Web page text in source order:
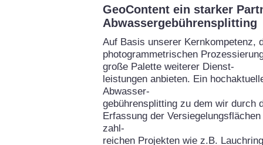
GeoContent ein starker
Abwassergebührensplitting
Auf Basis unserer Kernkompetenz,
photogrammetrischen
große Palette weiterer Dienst-
leistungen anbieten. Ein
Abwasser-
gebührensplitting zu dem wir durch
Erfassung der
zahl-
reichen Projekten wie z.B.